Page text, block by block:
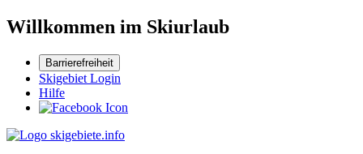
Willkommen im Skiurlaub
Barrierefreiheit
Skigebiet Login
Hilfe